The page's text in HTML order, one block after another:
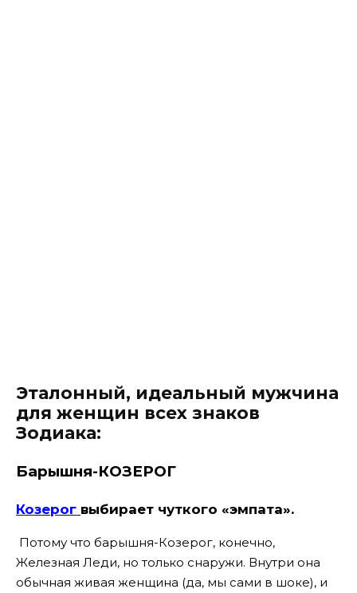
Эталонный, идеальный мужчина
для женщин всех знаков
Зодиака:
Барышня-КОЗЕРОГ
Козерог выбирает чуткого «эмпата».
Потому что барышня-Козерог, конечно,
Железная Леди, но только снаружи. Внутри она
обычная живая женщина (да, мы сами в шоке), и